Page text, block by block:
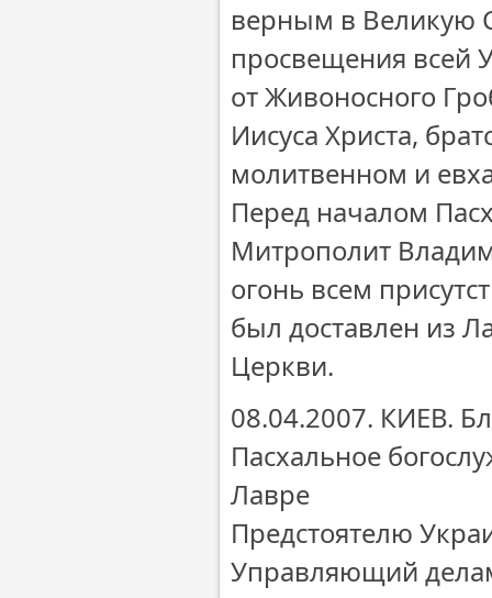
верным в Великую
просвещения всей
от Живоносного
Иисуса Христа,
молитвенном и
Перед началом
Митрополит
огонь всем
был доставлен из
Церкви.
08.04.2007. КИЕВ.
Пасхальное
Лавре
Предстоятелю
Управляющий